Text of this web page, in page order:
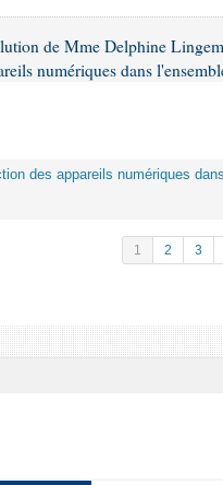
de Mme Delphine
numériques dans
des appareils numériques
1 2 3